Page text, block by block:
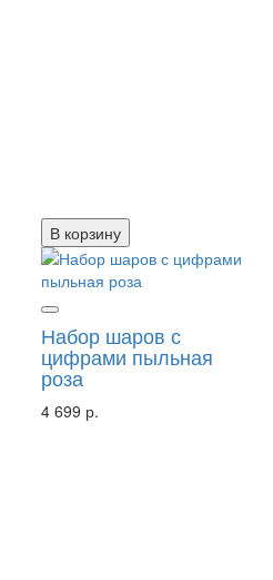
В корзину
Набор шаров с
цифрами пыльная
роза
4 699 р.